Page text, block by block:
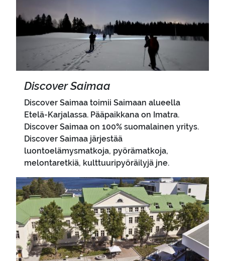
Disco­ver Sai­maa
Discover Saimaa toimii Saimaan alueella
Etelä-Karjalassa. Pääpaikkana on Imatra.
Discover Saimaa on 100% suomalainen yritys.
Discover Saimaa järjestää
luontoelämysmatkoja, pyörämatkoja,
melontaretkiä, kulttuuripyöräilyjä jne.
Pääkuva